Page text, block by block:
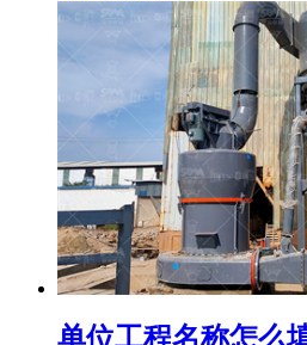
单位工程名称怎么